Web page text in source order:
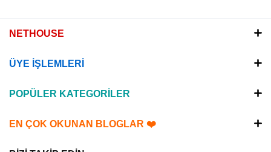
NETHOUSE
ÜYE İŞLEMLERİ
POPÜLER KATEGORİLER
EN ÇOK OKUNAN BLOGLAR ❤️